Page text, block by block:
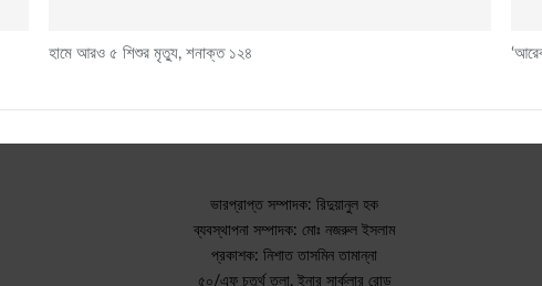
হামে আরও ৫ শিশুর মৃত্যু, শনাক্ত ১২৪
ভারপ্রাপ্ত সম্পাদক: রিদুয়ানুল হক
ব্যবস্থাপনা সম্পাদক: মোঃ নজরুল ইসলাম
প্রকাশক: নিশাত তাসমিন তামান্না
৫০/এফ চতুর্থ তলা, ইনার সার্কুলার রোড